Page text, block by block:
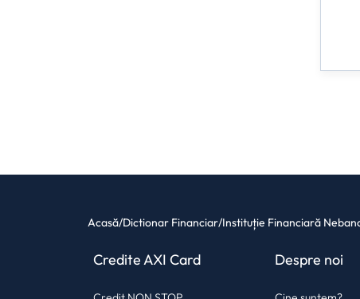
Acasă/Dictionar Financiar/Instituție Financiară
Credite AXI Card Despre noi